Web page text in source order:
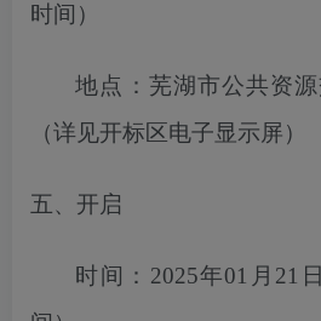
时间）
地点： 芜湖市公共资源
（详见开标区电子显示屏）
五、开启
时间： 2025年01月21